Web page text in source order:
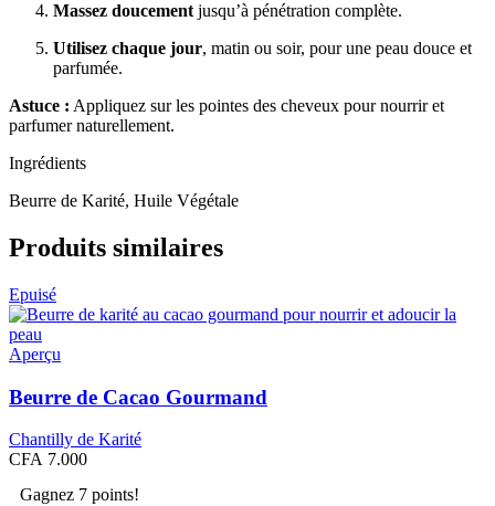
Massez doucement jusqu’à pénétration complète.
Utilisez chaque jour, matin ou soir, pour une peau douce et
parfumée.
Astuce : Appliquez sur les pointes des cheveux pour nourrir et
parfumer naturellement.
Ingrédients
Beurre de Karité, Huile Végétale
Produits similaires
Epuisé
Aperçu
Beurre de Cacao Gourmand
Chantilly de Karité
CFA 7.000
Gagnez 7 points!